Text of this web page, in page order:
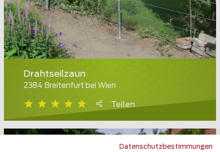
Drahtseilzaun
2384 Breitenfurt bei Wien
Teilen
Datenschutzbestimmungen